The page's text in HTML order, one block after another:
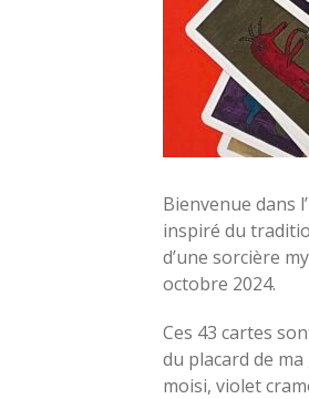
Bienvenue dans
inspiré du
d’une sorcière
octobre 2024.
Ces 43 cartes
du placard de
moisi, violet